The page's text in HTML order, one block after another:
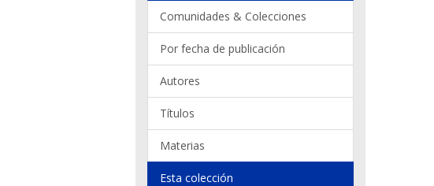
Comunidades & Colecciones
Por fecha de publicación
Autores
Títulos
Materias
Esta colección